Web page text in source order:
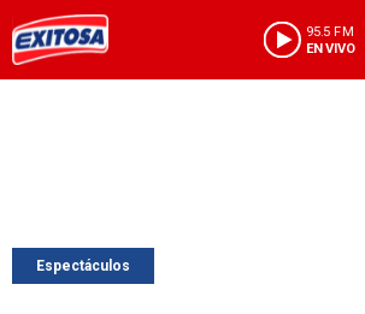
95.5 FM
EN VIVO
Espectáculos